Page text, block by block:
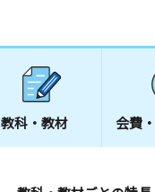
教科・教材 会費・